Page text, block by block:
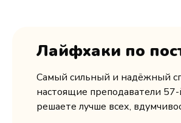
Лайфхаки по
Самый сильный и надёжный
настоящие преподаватели
решаете лучше всех,